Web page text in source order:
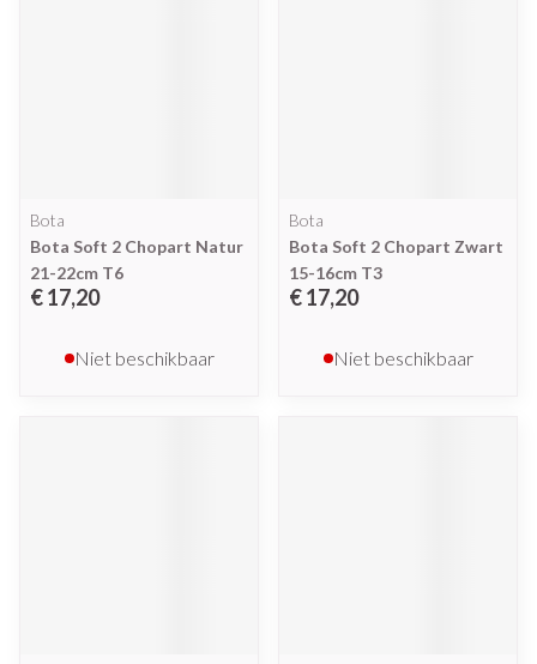
Bota
Bota Soft 2 Chopart Natur
21-22cm T6
€ 17,20
Niet beschikbaar
Bota
Bota Soft 2 Chopart Zwart
15-16cm T3
€ 17,20
Niet beschikbaar